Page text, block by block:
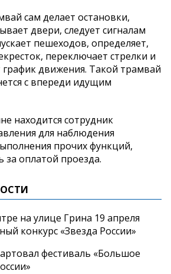
сам делает остановки,
двери, следует сигналам
пешеходов, определяет,
переключает стрелки и
график движения. Такой трамвай
с впереди идущим
находится сотрудник
для наблюдения
прочих функций,
за оплатой проезда.
на улице Грина 19 апреля
конкурс «Звезда России»
фестиваль «Большое